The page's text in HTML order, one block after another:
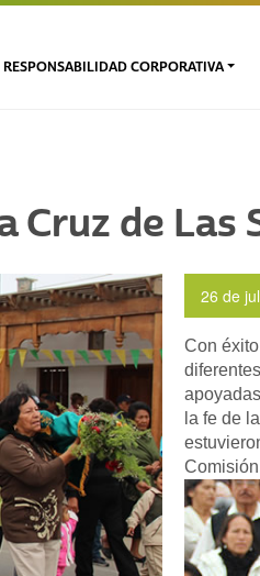
RESPONSABILIDAD CORPORATIVA
Cruz de Las
26 de
Con
la fe de